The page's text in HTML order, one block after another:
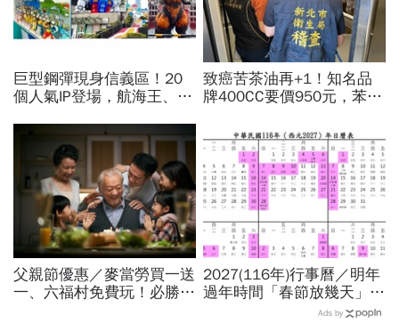
巨型鋼彈現身信義區！20
個人氣IP登場，航海王、哥
點打卡熱點，活動只到這天
致癌苦茶油再+1！知名品
牌400CC要價950元，苯駢
怎麼退貨？5家問題油廠最
新進度
父親節優惠／麥當勞買一送
一、六福村免費玩！必勝
2027(116年)行事曆／明年
過年時間「春節放幾天」、
寒假時間暑假日期？連假3
Ads by